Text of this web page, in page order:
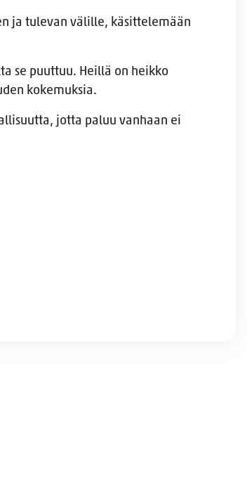
ja tulevan välille, käsittelemään
se puuttuu. Heillä on heikko
kokemuksia.
jotta paluu vanhaan ei